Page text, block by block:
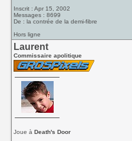
Inscrit : Apr 15, 2002
Messages : 8699
De : la contrée de la demi-fibre
Hors ligne
Laurent
Commissaire apolitique
Joue àDeath's Door